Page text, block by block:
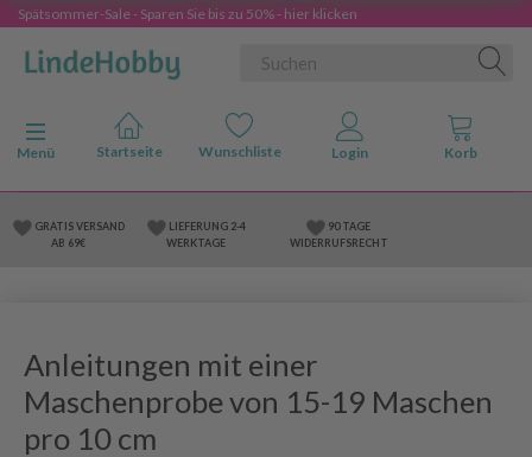
Spätsommer-Sale - Sparen Sie bis zu 50% - hier klicken
Anzeige ändern
Menü
GRATIS VERSAND
AB 69€
LIEFERUNG 2-4
WERKTAGE
90 TAGE
WIDERRUFSRECHT
Anleitungen mit einer
Maschenprobe von 15-19 Maschen
pro 10 cm